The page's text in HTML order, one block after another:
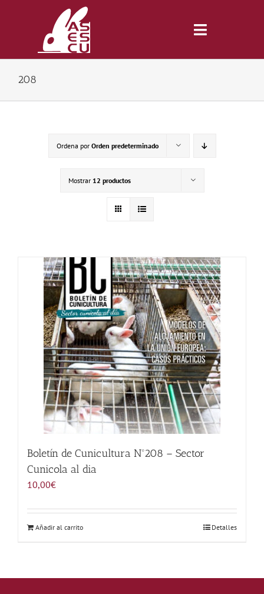
Toggle
Inicio
Noticias
Hazte Socio
Contactar
WooCommerce My Account
WooCommerce Cart
208
Ordena por Orden predeterminado
Mostrar 12 productos
Boletín de Cunicultura Nº208 – Sector
Cunicola al dia
10,00€
Añadir al carrito Detalles